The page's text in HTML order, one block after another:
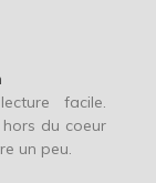
facile.
hors du coeur
un peu.